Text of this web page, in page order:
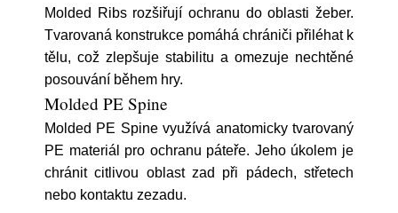
Molded Ribs rozšiřují ochranu do oblasti žeber.
Tvarovaná konstrukce pomáhá chrániči přiléhat k
tělu, což zlepšuje stabilitu a omezuje nechtěné
posouvání během hry.
Molded PE Spine
Molded PE Spine využívá anatomicky tvarovaný
PE materiál pro ochranu páteře. Jeho úkolem je
chránit citlivou oblast zad při pádech, střetech
nebo kontaktu zezadu.